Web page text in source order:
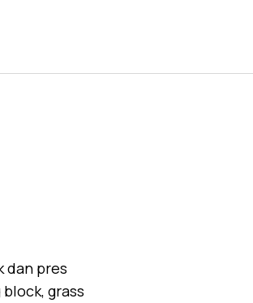
dan pres
grass